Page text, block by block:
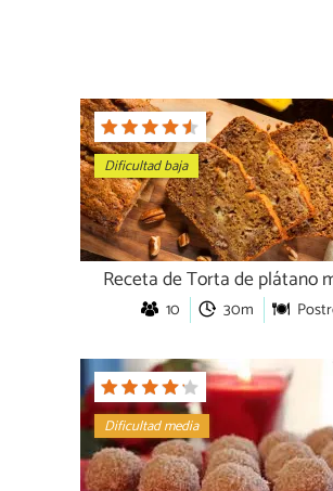
Dificultad baja
Receta de Torta de plátano
10 30m
Dificultad media